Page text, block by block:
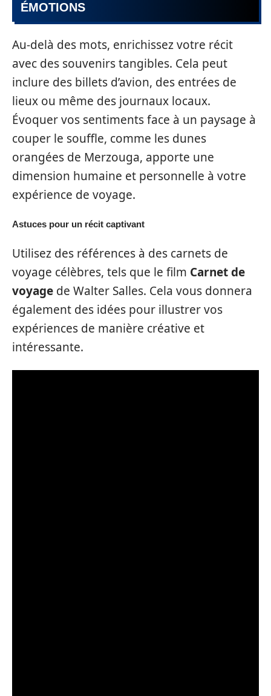
ÉMOTIONS
Au-delà des mots, enrichissez votre récit
avec des souvenirs tangibles. Cela peut
inclure des billets d’avion, des entrées de
lieux ou même des journaux locaux.
Évoquer vos sentiments face à un paysage à
couper le souffle, comme les dunes
orangées de Merzouga, apporte une
dimension humaine et personnelle à votre
expérience de voyage.
Astuces pour un récit captivant
Utilisez des références à des carnets de
voyage célèbres, tels que le film Carnet de
voyage de Walter Salles. Cela vous donnera
également des idées pour illustrer vos
expériences de manière créative et
intéressante.